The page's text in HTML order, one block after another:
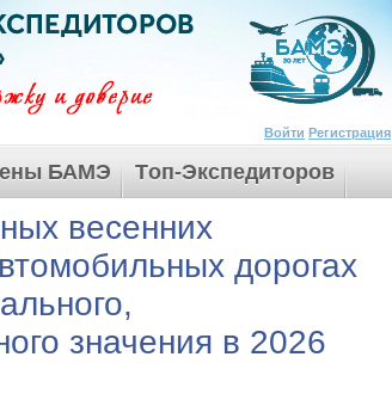
Войти Регистрация
БАМЭ Tоп-Экспедиторов
весенних
дорогах
значения в 2026